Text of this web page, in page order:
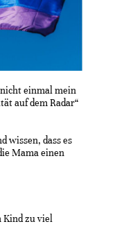
einmal mein
auf dem Radar“
wissen, dass es
Mama einen
Kind zu viel